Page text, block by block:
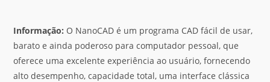
Informação: O NanoCAD é um programa CAD fácil de usar,
barato e ainda poderoso para computador pessoal, que
oferece uma excelente experiência ao usuário, fornecendo
alto desempenho, capacidade total, uma interface clássica